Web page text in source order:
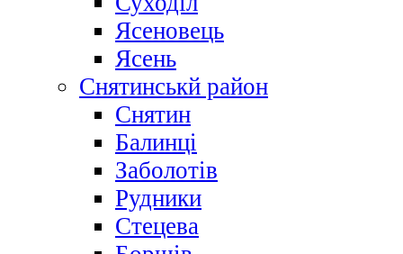
Ясеновець
Ясень
Снятинськй район
Снятин
Балинці
Заболотів
Рудники
Стецева